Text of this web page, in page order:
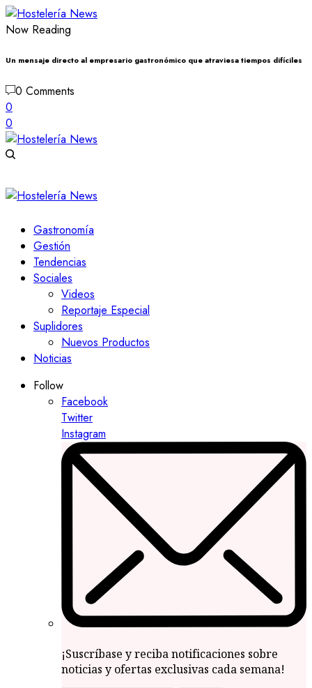
Now Reading
Un mensaje directo al empresario gastronómico que atraviesa tiempos difíciles
0 Comments
0
0
Gastronomía
Gestión
Tendencias
Sociales
Videos
Reportaje Especial
Suplidores
Nuevos Productos
Noticias
Follow
Facebook
Twitter
Instagram
¡Suscríbase y reciba notificaciones sobre
noticias y ofertas exclusivas cada semana!